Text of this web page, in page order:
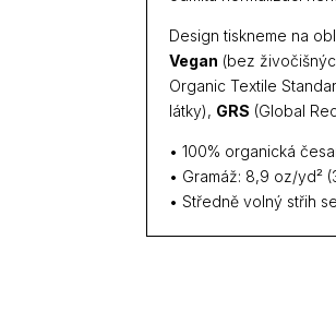
Design tiskneme na
Vegan (bez
Organic Textile
látky), GRS (Global
• 100% organická
• Gramáž: 8,9 oz/yd²
• Středně volný střih